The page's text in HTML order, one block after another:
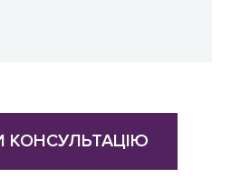
КОНСУЛЬТАЦІЮ